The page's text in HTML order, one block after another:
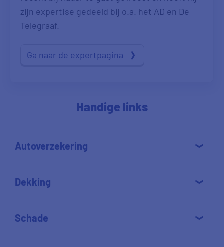
zijn expertise gedeeld bij o.a. het AD en De
Telegraaf.
Ga naar de expertpagina
Handige links
Autoverzekering
Dekking
Schade